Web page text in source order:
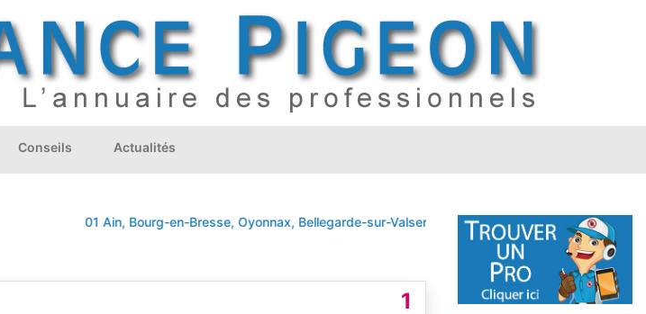
Conseils Actualités
01 Ain, Bourg-en-Bresse, Oyonnax, Bellegarde-sur-Valserine, Ambérieu-en-BugeyAMBERIEU EN
1